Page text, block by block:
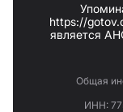
https://
является
Общая
ИНН: